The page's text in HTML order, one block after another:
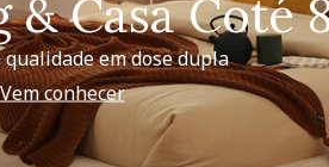
Casa Coté
em dose dupla
Vem conhecer